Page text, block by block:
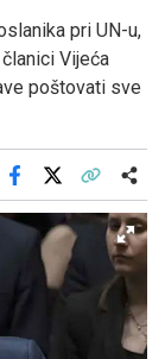
pri UN-u,
Vijeća
poštovati sve
Facebook